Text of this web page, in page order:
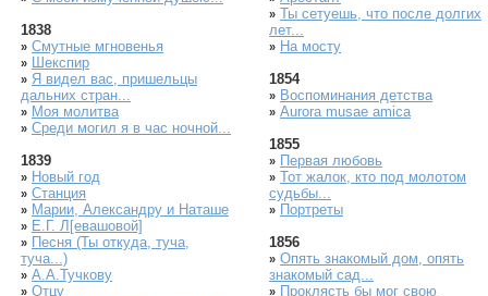
1838
» Смутные мгновенья
» Шекспир
» Я видел вас, пришельцы
дальних стран...
» Моя молитва
» Среди могил я в час ночной...
1839
» Новый год
» Станция
» Марии, Александру и Наташе
» Е.Г. Л[евашовой]
» Песня (Ты откуда, туча,
туча...)
» А.А.Тучкову
» Отцу
» Ты сетуешь, что после долгих
лет...
» На мосту
1854
» Воспоминания детства
» Aurora musae amica
1855
» Первая любовь
» Тот жалок, кто под молотом
судьбы...
» Портреты
1856
» Опять знакомый дом, опять
знакомый сад...
» Проклясть бы мог свою